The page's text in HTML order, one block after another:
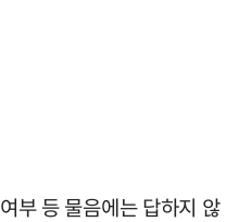
부 등 물음에는 답하지 않